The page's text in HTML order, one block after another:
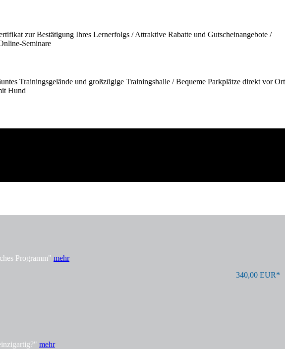
zur Bestätigung Ihres Lernerfolgs / Attraktive Rabatte und Gutscheinangebote /
Seminare
Trainingsgelände und großzügige Trainingshalle / Bequeme Parkplätze direkt vor Ort
Hund
Programm" mehr
340,00 EUR*
mehr